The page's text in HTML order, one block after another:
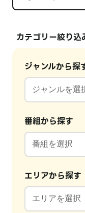
カテゴリー絞り込
ジャンルから探
番組から探す
エリアから探す